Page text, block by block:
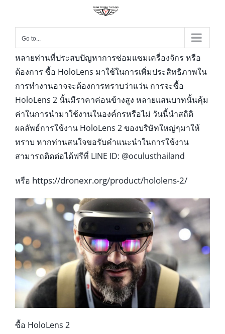
Go to...
หลายท่านที่ประสบปัญหาการซ่อมแซมเครื่องจักร หรือ
ต้องการ ซื้อ HoloLens มาใช้ในการเพิ่มประสิทธิภาพใน
การทำงานอาจจะต้องการทราบว่าแว่น การจะซื้อ
HoloLens 2 นั้นมีราคาค่อนข้างสูง หลายแสนบาทนั้นคุ้ม
ค่าในการนำมาใช้งานในองค์กรหรือไม่ วันนี้นำสถิติ
ผลลัพธ์การใช้งาน HoloLens 2 ของบริษัทใหญ่ๆมาให้
ทราบ หากท่านสนใจขอรับคำแนะนำในการใช้งาน
สามารถติดต่อได้ฟรีที่ LINE ID: @oculusthailand
หรือ https://dronexr.org/product/hololens-2/
ซื้อ HoloLens 2